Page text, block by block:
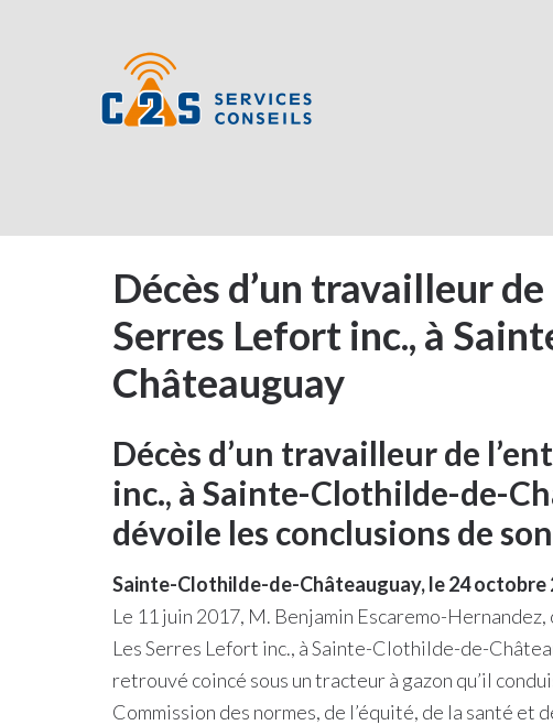
Décès d’un travailleur
Serres Lefort inc., à
Châteauguay
Décès d’un travailleur de
inc., à Sainte-Clothilde-de-
dévoile les conclusions de
Sainte-Clothilde-de-Châteauguay, le 24 octobre
Le 11 juin 2017, M. Benjamin Escaremo-
Les Serres Lefort inc., à Sainte-Clothilde-de-
retrouvé coincé sous un tracteur à gazon qu’il
Commission des normes, de l’équité, de la santé